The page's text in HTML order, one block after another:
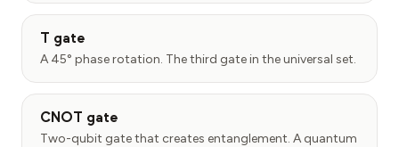
T gate
A 45° phase rotation. The third gate in the universal set.
CNOT gate
Two-qubit gate that creates entanglement. A quantum